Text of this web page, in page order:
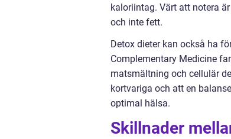
kaloriintag. Värt att notera
och inte fett.
Detox dieter kan också ha
Complementary Medicine
matsmältning och cellulär
kortvariga och att en
optimal hälsa.
Skillnader